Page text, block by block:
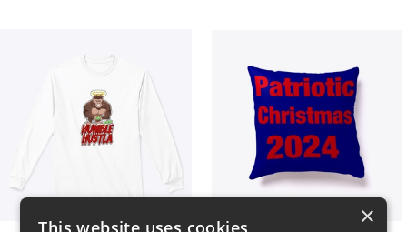
×
This website uses cookies